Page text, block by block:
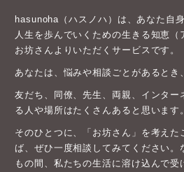
hasunoha（ハスノハ）は、あなた自
人生を歩んでいくための生きる知恵
お坊さんよりいただくサービスです。
あなたは、悩みや相談ごとがあるとき
友だち、同僚、先生、両親、インター
る人や場所はたくさんあると思います。
そのひとつに、「お坊さん」を考えた
ば、ぜひ一度相談してみてください
もの間、私たちの生活に溶け込んで受